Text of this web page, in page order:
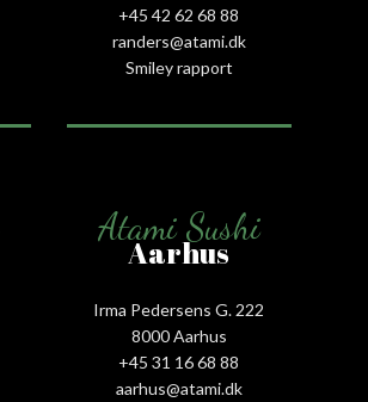
+45 42 62 68 88
randers@atami.dk
Smiley rapport
Atami Sushi
Aarhus
Irma Pedersens G. 222
8000 Aarhus
+45 31 16 68 88
aarhus@atami.dk